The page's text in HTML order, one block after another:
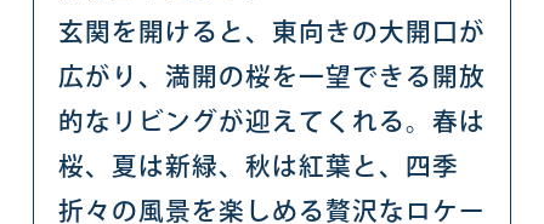
玄関を開けると、東向きの大開口が
広がり、満開の桜を一望できる開放
的なリビングが迎えてくれる。春は
桜、夏は新緑、秋は紅葉と、四季
折々の風景を楽しめる贅沢なロケー